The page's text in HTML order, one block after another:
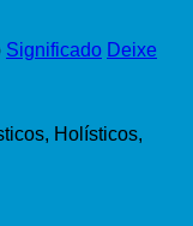
Significado Deixe
Holísticos,